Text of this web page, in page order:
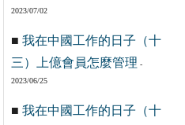
2023/07/02
■ 我在中國工作的日子（十
三）上億會員怎麼管理 -
2023/06/25
■ 我在中國工作的日子（十